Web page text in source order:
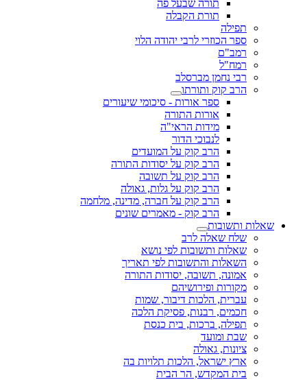
תורה שבעל פה
תורת הקבלה
תפילה
ספר הכוזרי לרבי יהודה הלוי
רמב"ם
רמח"ל
רבי נחמן מברסלב
הרב קוק ותורתו
ספר אורות - סיכומי שיעורים
אורות התורה
מידות הראי"ה
לנבוכי הדור
הרב קוק על המועדים
הרב קוק על יסודות התורה
הרב קוק על תשובה
הרב קוק על גלות, גאולה
הרב קוק על חברה, מדינה, מלחמה
הרב קוק - מאמרים שונים
שאלות ותשובות
שלח שאלה לרב
שאלות ותשובות לפי נושא
השאלות והתשובות לפי תאריך
אמונה, תשובה, יסודות התורה
מקורות ופירושיהם
עברית, הלכות דיבור, שמות
חכמים, רבנות, פסיקת הלכה
תפילה, ברכות, בית כנסת
שבת ומועד
ציונות, גאולה
ארץ ישראל, הלכות תלויות בה
בית המקדש, הר הבית